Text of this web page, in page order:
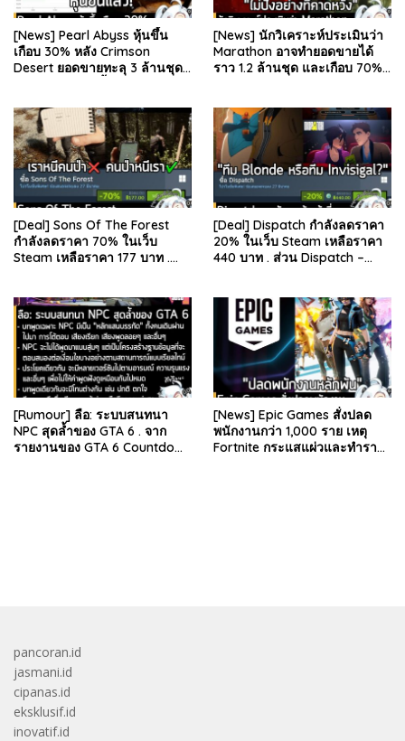
[News] Pearl Abyss หุ้นขึ้น
เกือบ 30% หลัง Crimson
Desert ยอดขายทะลุ 3 ล้านชุด
[News] นักวิเคราะห์ประเมินว่า
Marathon อาจทำยอดขายได้
ราว 1.2 ล้านชุด และเกือบ 70%
[Deal] Sons Of The Forest
กำลังลดราคา 70% ในเว็บ
Steam เหลือราคา 177 บาท .
[Deal] Dispatch กำลังลดราคา
20% ในเว็บ Steam เหลือราคา
440 บาท . ส่วน Dispatch –
[Rumour] ลือ: ระบบสนทนา
NPC สุดล้ำของ GTA 6 . จาก
รายงานของ GTA 6 Countdown
[News] Epic Games สั่งปลด
พนักงานกว่า 1,000 ราย เหตุ
Fortnite กระแสแผ่วและทำราย
pancoran.id
jasmani.id
cipanas.id
eksklusif.id
inovatif.id